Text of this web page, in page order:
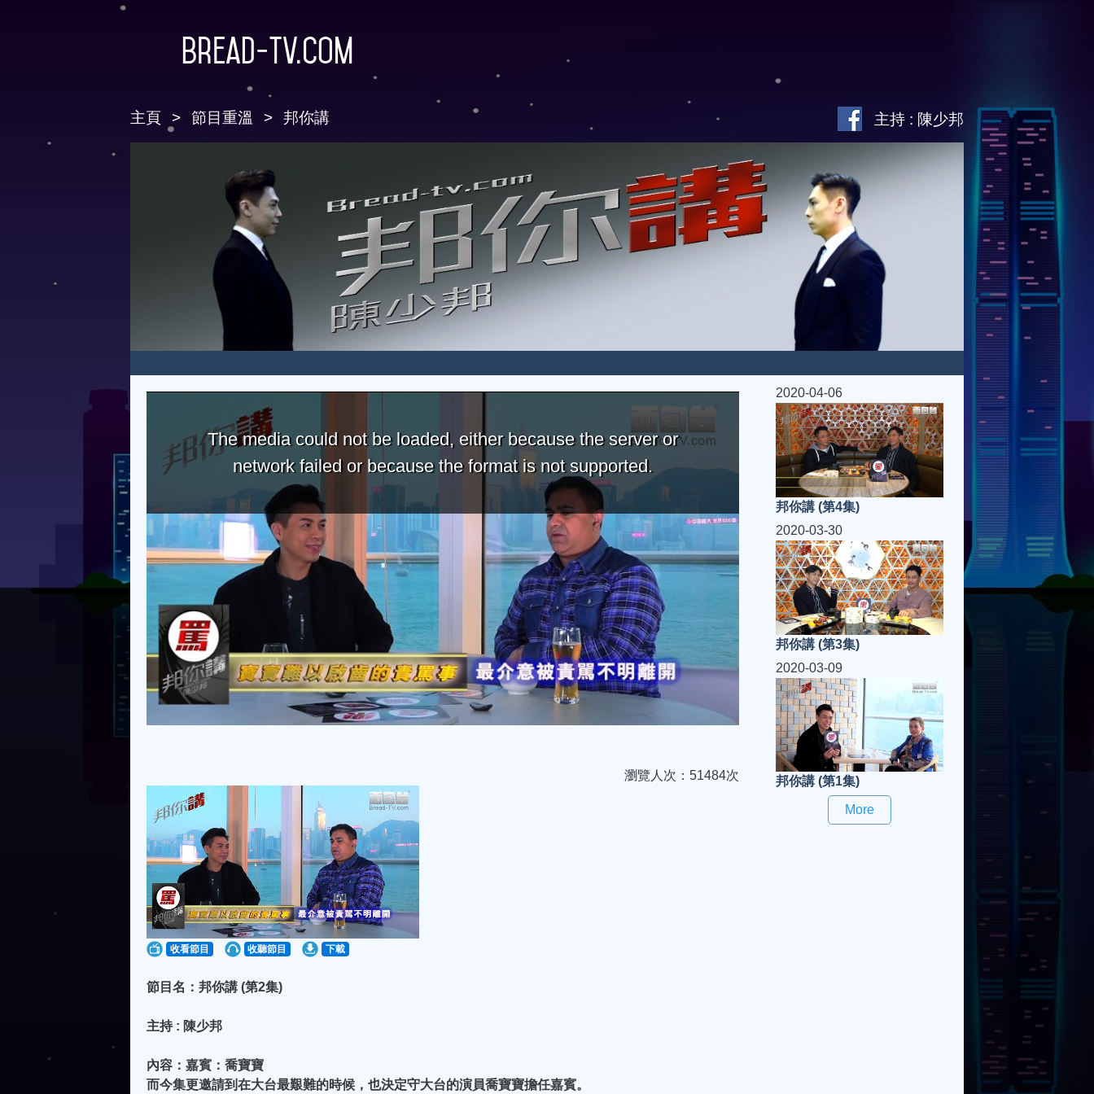
Bread-TV.com
主頁 節目重溫 邦你講 主持 : 陳少邦
The media could not be loaded, either because the server or
network failed or because the format is not supported.
瀏覽人次：51484次
收看節目 收聽節目 下載
節目名：邦你講 (第2集)
主持 : 陳少邦
內容：嘉賓：喬寶寶
而今集更邀請到在大台最艱難的時候，也決定守大台的演員喬寶寶擔任嘉賓。
2020-04-06
邦你講 (第4集)
2020-03-30
邦你講 (第3集)
2020-03-09
邦你講 (第1集)
More